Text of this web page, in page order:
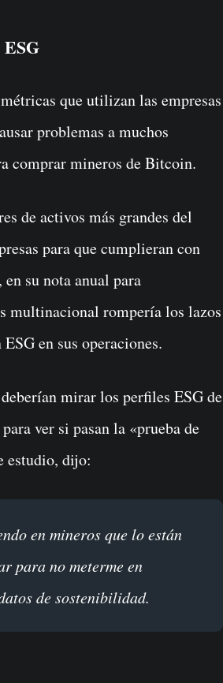
que utilizan las empresas
problemas a muchos
comprar mineros de Bitcoin.
de activos más grandes del
para que cumplieran con
su nota anual para
multinacional rompería los lazos
en sus operaciones.
mirar los perfiles ESG de
ver si pasan la «prueba de
estudio, dijo:
para no meterme en
de sostenibilidad.